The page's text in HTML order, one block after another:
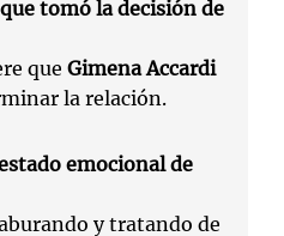
tomó la decisión de
que Gimena Accardi
la relación.
emocional de
y tratando de